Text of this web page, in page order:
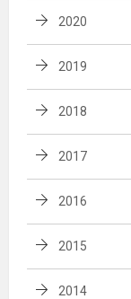
2020
2019
2018
2017
2016
2015
2014